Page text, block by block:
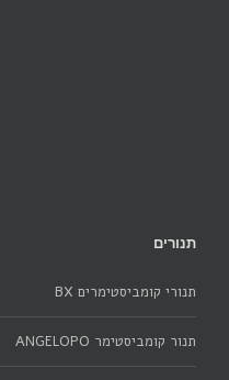
תנורים
תנורי קומביסטימרים BX
תנור קומביסטימר ANGELOPO